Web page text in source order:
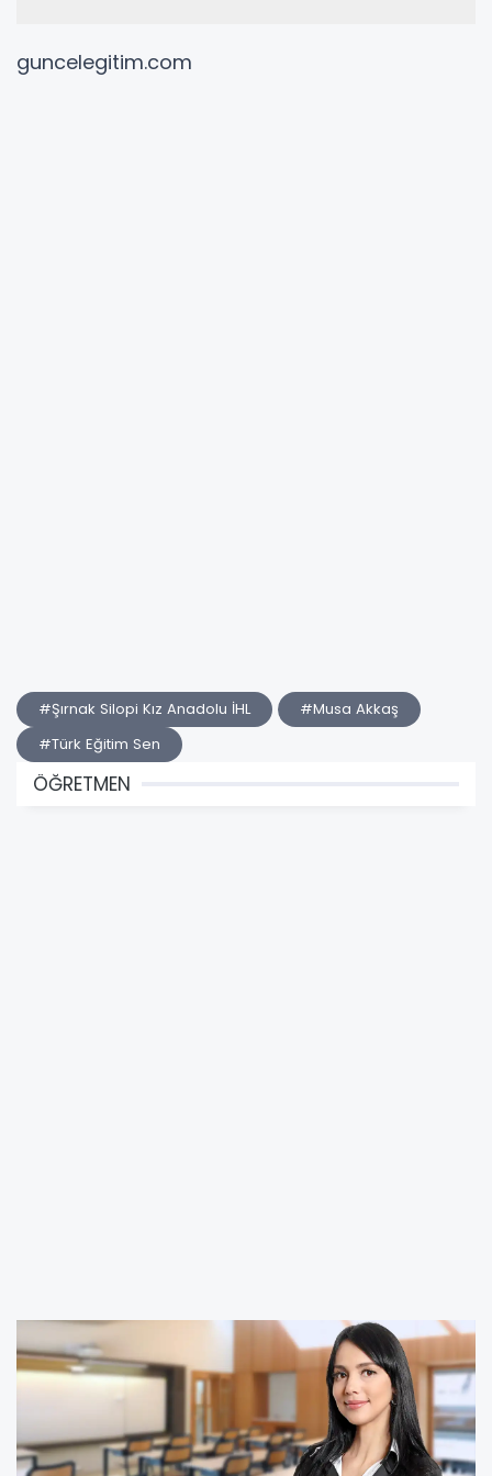
guncelegitim.com
#Şırnak Silopi Kız Anadolu İHL
#Musa Akkaş
#Türk Eğitim Sen
ÖĞRETMEN